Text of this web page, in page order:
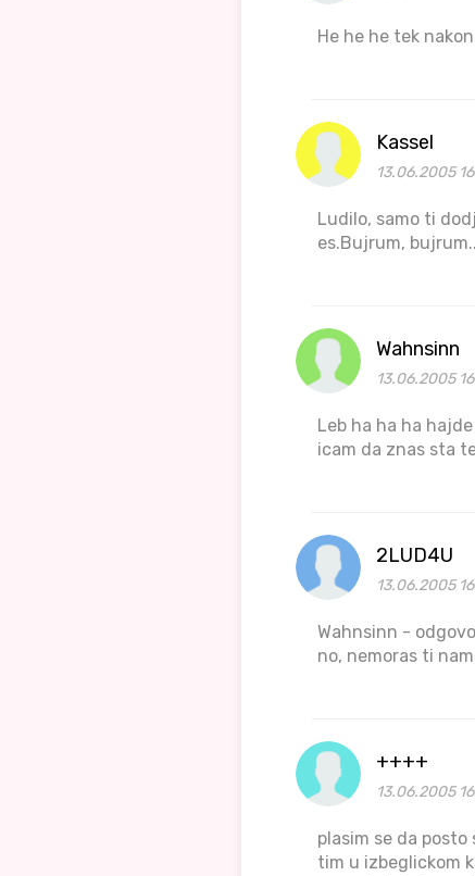
He he he tek
Kassel
13.06.2005
Ludilo, samo ti
es.Bujrum,
Wahnsinn
13.06.2005
Leb ha ha ha
icam da znas sta
2LUD4U
13.06.2005
Wahnsinn -
no, nemoras ti
++++
13.06.2005
plasim se da
tim u izbeglickom